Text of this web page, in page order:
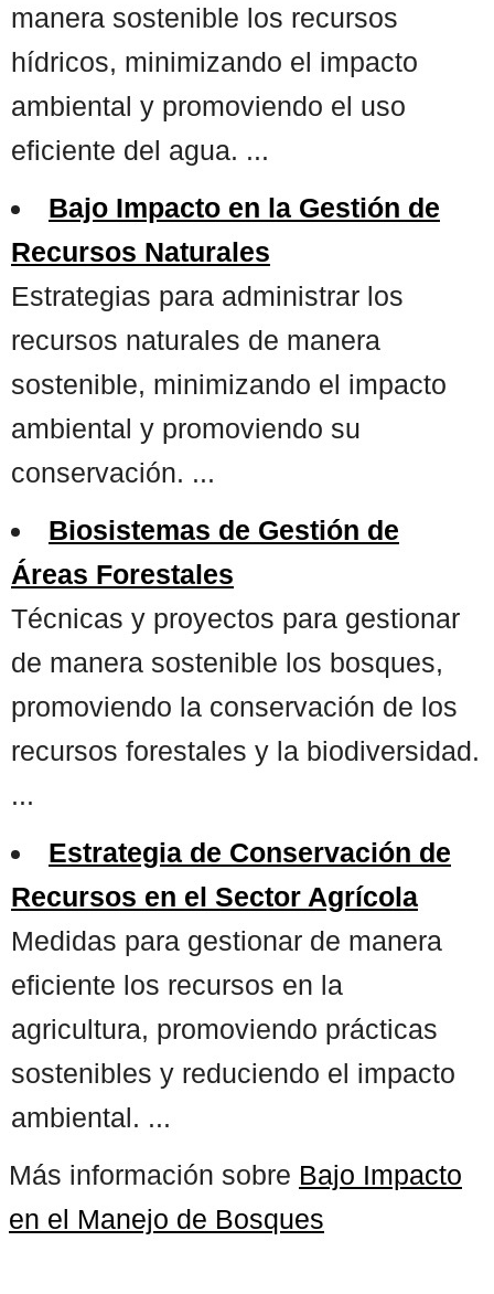
manera sostenible los recursos
hídricos, minimizando el impacto
ambiental y promoviendo el uso
eficiente del agua. ...
Bajo Impacto en la Gestión de
Recursos Naturales
Estrategias para administrar los
recursos naturales de manera
sostenible, minimizando el impacto
ambiental y promoviendo su
conservación. ...
Biosistemas de Gestión de
Áreas Forestales
Técnicas y proyectos para gestionar
de manera sostenible los bosques,
promoviendo la conservación de los
recursos forestales y la biodiversidad.
...
Estrategia de Conservación de
Recursos en el Sector Agrícola
Medidas para gestionar de manera
eficiente los recursos en la
agricultura, promoviendo prácticas
sostenibles y reduciendo el impacto
ambiental. ...
Más información sobre Bajo Impacto
en el Manejo de Bosques